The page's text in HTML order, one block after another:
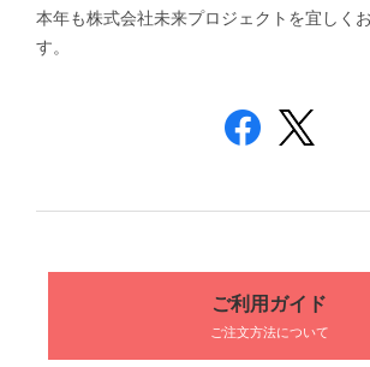
本年も株式会社未来プロジェクトを宜しく
す。
ご利用ガイド
ご注文方法について